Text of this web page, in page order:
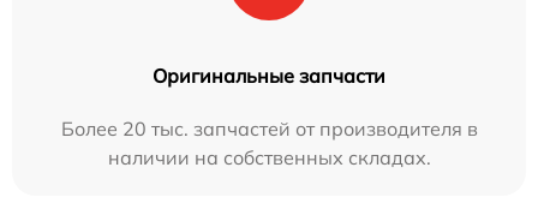
Оригинальные запчасти
Более 20 тыс. запчастей от производителя в
наличии на собственных складах.